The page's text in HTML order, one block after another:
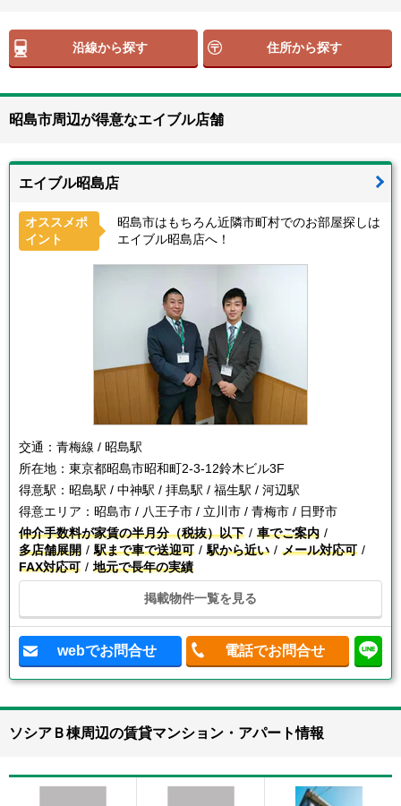
沿線から探す 住所から探す
昭島市周辺が得意なエイブル店舗
エイブル昭島店
オススメポ
イント
昭島市はもちろん近隣市町村でのお部屋探しは
エイブル昭島店へ！
交通： 青梅線 / 昭島駅
所在地： 東京都昭島市昭和町2-3-12鈴木ビル3F
得意駅： 昭島駅 / 中神駅 / 拝島駅 / 福生駅 / 河辺駅
得意エリア： 昭島市 / 八王子市 / 立川市 / 青梅市 / 日野市
仲介手数料が家賃の半月分（税抜）以下
車でご案内
多店舗展開
駅まで車で送迎可 駅から近い
メール対応可
FAX対応可
地元で長年の実績
掲載物件一覧を見る
webでお問合せ 電話でお問合せ
ソシアＢ棟周辺の賃貸マンション・アパート情報